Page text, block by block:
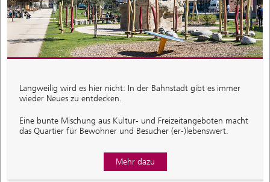
Langweilig wird es hier nicht: In der Bahnstadt gibt es immer
wieder Neues zu entdecken.
Eine bunte Mischung aus Kultur- und Freizeitangeboten macht
das Quartier für Bewohner und Besucher (er-)lebenswert.
Mehr dazu